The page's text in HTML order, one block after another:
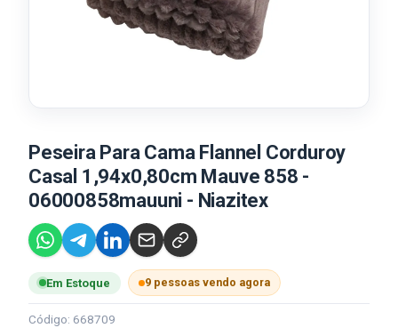
Peseira Para Cama Flannel Corduroy
Casal 1,94x0,80cm Mauve 858 -
06000858mauuni - Niazitex
Em Estoque 9 pessoas vendo agora
Código: 668709